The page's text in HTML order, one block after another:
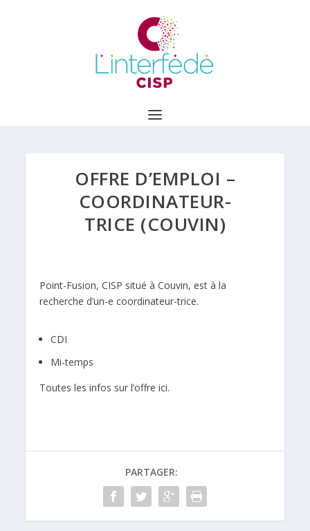
OFFRE D’EMPLOI –
COORDINATEUR-
TRICE (COUVIN)
Point-Fusion, CISP situé à Couvin, est à la
recherche d’un-e coordinateur-trice.
CDI
Mi-temps
Toutes les infos sur l’offreici.
PARTAGER: